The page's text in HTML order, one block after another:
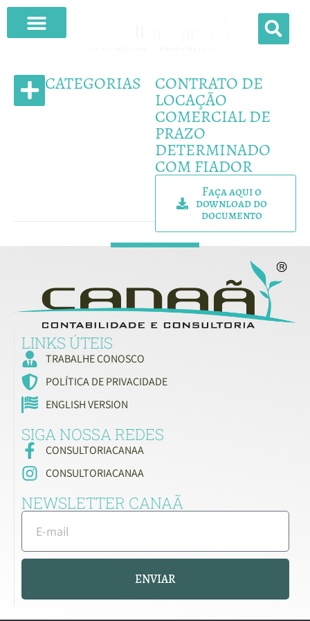
CATEGORIAS CONTRATO DE
LOCAÇÃO
COMERCIAL DE
PRAZO
DETERMINADO
COM FIADOR
Faça aqui o
download do
documento
LINKS ÚTEIS
TRABALHE CONOSCO
POLÍTICA DE PRIVACIDADE
ENGLISH VERSION
SIGA NOSSA REDES
CONSULTORIACANAA
CONSULTORIACANAA
NEWSLETTER CANAÃ
ENVIAR